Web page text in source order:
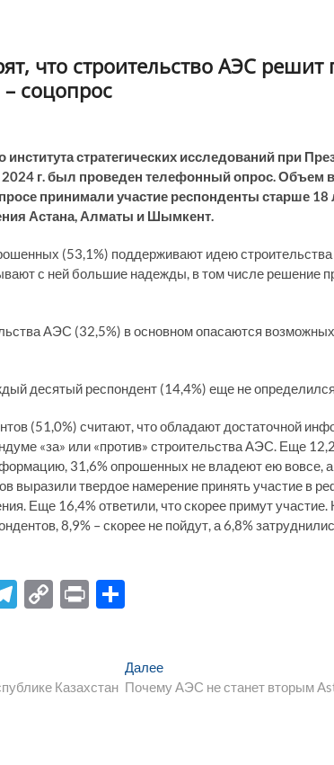
что строительство АЭС
соцопрос
института стратегических исследований при
2024 г. был проведен телефонный опрос. Объем
принимали участие респонденты старше 18
Астана, Алматы и Шымкент.
(53,1%) поддерживают идею
с ней большие надежды, в том числе решение
АЭС (32,5%) в основном опасаются
десятый респондент (14,4%) еще не
(51,0%) считают, что обладают достаточной
«за» или «против» строительства АЭС. Еще
31,6% опрошенных не владеют ею вовсе, а
выразили твердое намерение принять участие в
Еще 16,4% ответили, что скорее примут
8,9% – скорее не пойдут, а 6,8%
T
gr
C
y
P
а
Казахстан
ДалееСледующая
запись:
Почему АЭС не станет вторым